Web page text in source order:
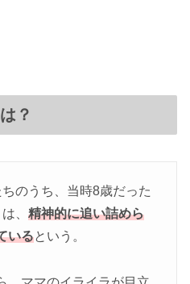
？
のうち、当時8歳だった
、 精神的に追い詰めら
いるという。